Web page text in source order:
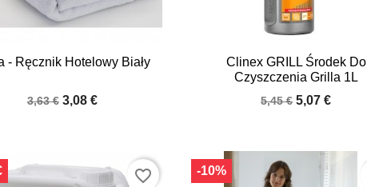
- Ręcznik Hotelowy Biały
3,63 € 3,08 €
Quick view
Clinex GRILL Środek Do
Czyszczenia Grilla 1L
5,45 € 5,07 €
Quick view
favorite_border -10%